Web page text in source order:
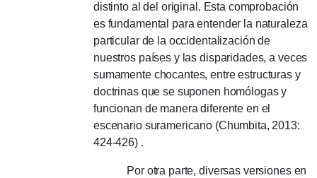
distinto al del original. Esta comprobación
es fundamental para entender la naturaleza
particular de la occidentalización de
nuestros países y las disparidades, a veces
sumamente chocantes, entre estructuras y
doctrinas que se suponen homólogas y
funcionan de manera diferente en el
escenario suramericano (Chumbita, 2013:
424-426) .
Por otra parte, diversas versiones en